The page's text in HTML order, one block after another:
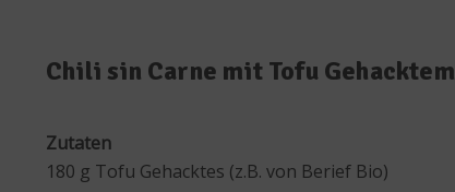
Chili sin Carne mit Tofu Gehacktem
Zutaten
180 g Tofu Gehacktes (z.B. von Berief Bio)